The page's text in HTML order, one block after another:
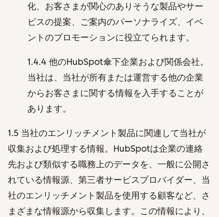
化、お客さまが関心のありそうな製品やサー
ビスの提案、ご案内のパーソナライズ、イベ
ントのプロモーションに役立てられます。
1.4.4 他のHubSpot傘下企業および関係会社。
当社は、当社が所有または運営する他の企業
からお客さまに関する情報を入手することが
あります。
1.5 当社のエンリッチメント製品に関連して当社が
収集および処理する情報。HubSpotは企業の連絡
先および類似する職務上のデータを、一般に公開さ
れている情報源、第三者サービスプロバイダー、当
社のエンリッチメント製品を使用する顧客など、さ
まざまな情報源から収集します。この情報により、